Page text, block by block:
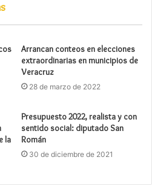
Arrancan conteos en elecciones
extraordinarias en municipios de
Veracruz
28 de marzo de 2022
la
Presupuesto 2022, realista y con
sentido social: diputado San
Román
30 de diciembre de 2021